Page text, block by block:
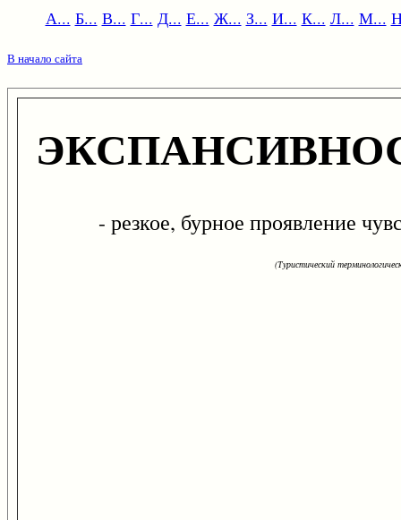
А... Б... В... Г... Д... Е... Ж... З... И... К... Л... М...
В начало сайта
- резкое, бурное проявление
(Туристический